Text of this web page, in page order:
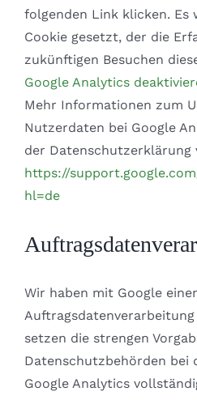
folgenden Link klicken.
Cookie gesetzt, der die
zukünftigen Besuchen
Google Analytics
Mehr Informationen zum
Nutzerdaten bei Google
der Datenschutzerklärung
https://
hl=de
Wir haben mit Google
setzen die strengen
Datenschutzbehörden bei
Google Analytics